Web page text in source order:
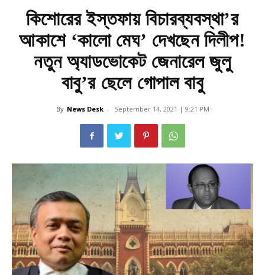
কিশোরের ইস্তফায় বিচারব্যবস্থা’র
আকাশে ‘কালো মেঘ’ দেখছেন দিলীপ!
নতুন অ্যাডভোকেট জেনারেল জুলু
বাবু’র ছেলে গোপাল বাবু
By News Desk - September 14, 2021 | 9:21 PM